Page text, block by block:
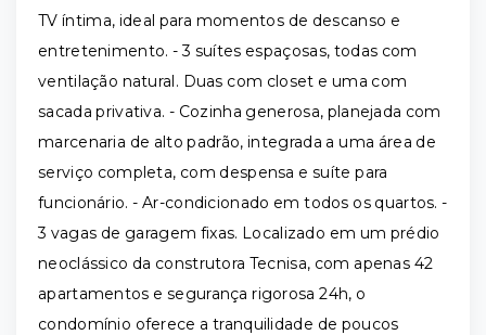
TV íntima, ideal para momentos de descanso e
entretenimento. - 3 suítes espaçosas, todas com
ventilação natural. Duas com closet e uma com
sacada privativa. - Cozinha generosa, planejada com
marcenaria de alto padrão, integrada a uma área de
serviço completa, com despensa e suíte para
funcionário. - Ar-condicionado em todos os quartos. -
3 vagas de garagem fixas. Localizado em um prédio
neoclássico da construtora Tecnisa, com apenas 42
apartamentos e segurança rigorosa 24h, o
condomínio oferece a tranquilidade de poucos